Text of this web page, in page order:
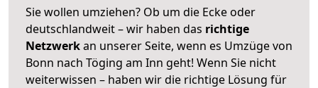
Sie wollen umziehen? Ob um die Ecke oder
deutschlandweit – wir haben das richtige
Netzwerkan unserer Seite, wenn es Umzüge von
Bonn nach Töging am Inn geht! Wenn Sie nicht
weiterwissen – haben wir die richtige Lösung für